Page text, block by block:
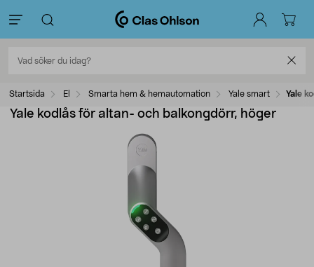
Startsida El Smarta hem & hemautomation Yale smart Yale
Yale kodlås för altan- och balkongdörr, höger